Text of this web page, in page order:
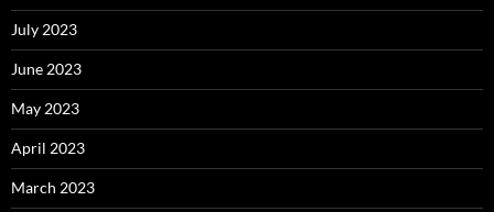
July 2023
June 2023
May 2023
April 2023
March 2023